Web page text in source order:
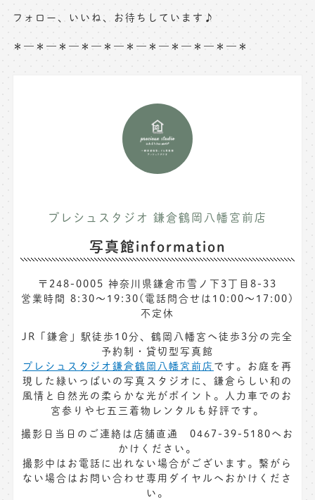
フォロー、いいね、お待ちしています♪
＊—＊—＊—＊—＊—＊—＊—＊—＊—＊—＊
プレシュスタジオ 鎌倉鶴岡八幡宮前店
写真館information
〒248-0005 神奈川県鎌倉市雪ノ下3丁目8-33
営業時間 8:30〜19:30(電話問合せは10:00～17:00)
不定休
JR「鎌倉」駅徒歩10分、鶴岡八幡宮へ徒歩3分の完全
予約制・貸切型写真館
プレシュスタジオ鎌倉鶴岡八幡宮前店 です。お庭を再
現した緑いっぱいの写真スタジオに、鎌倉らしい和の
風情と自然光の柔らかな光がポイント。人力車でのお
宮参りや七五三着物レンタルも好評です。
撮影日当日のご連絡は店舗直通 0467-39-5180へお
かけください。
撮影中はお電話に出れない場合がございます。繋がら
ない場合はお問い合わせ専用ダイヤルへおかけくださ
い。